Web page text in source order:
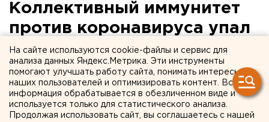
Коллективный иммунитет
против коронавируса упал
до 26,8 % в Свердловской
области
На сайте используются cookie-файлы и сервис для
анализа данных Яндекс.Метрика. Эти инструменты
помогают улучшать работу сайта, понимать интересы
наших пользователей и оптимизировать контент. Вся
информация обрабатывается в обезличенном виде и
используется только для статистического анализа.
Продолжая использовать сайт, вы соглашаетесь с нашей